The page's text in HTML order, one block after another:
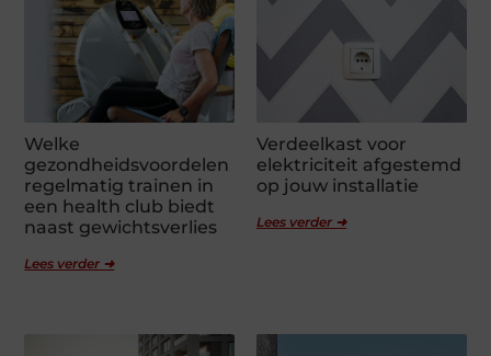
Welke
gezondheidsvoordelen
regelmatig trainen in
een health club biedt
naast gewichtsverlies
Lees verder ➜
Verdeelkast voor
elektriciteit afgestemd
op jouw installatie
Lees verder ➜